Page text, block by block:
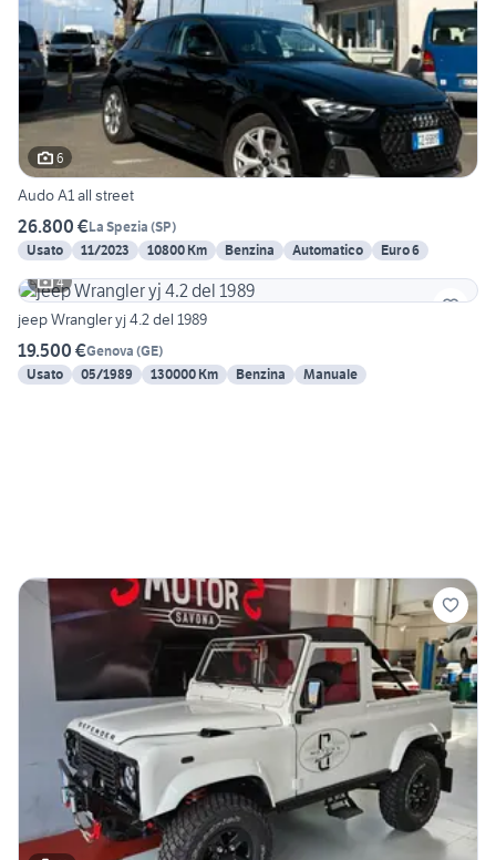
6
Audo A1 all street
26.800 €La Spezia (SP)
Usato
11/2023 10800 Km Benzina Automatico
Euro 6
4
jeep Wrangler yj 4.2 del 1989
19.500 €Genova (GE)
Usato
05/1989 130000 Km Benzina Manuale